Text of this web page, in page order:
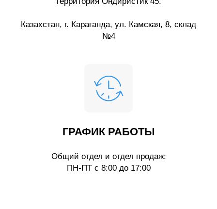
Казахстан, г. Караганда, ул. Камская, 8, склад
№4
ГРАФИК РАБОТЫ
Общий отдел и отдел продаж:
ПН-ПТ с 8:00 до 17:00